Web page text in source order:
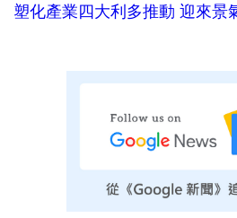
塑化產業四大利多推動 迎來景